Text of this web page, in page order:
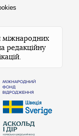
міжнародних
редакційну